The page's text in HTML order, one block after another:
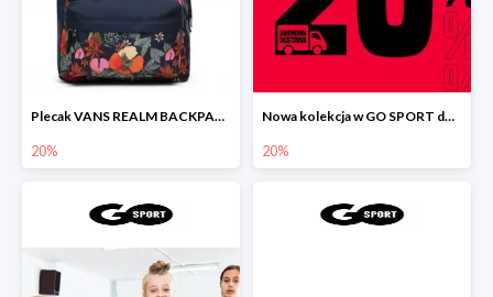
Plecak VANS REALM BACKPACK MULTI TROPIC
20%
Nowa kolekcja w GO SPORT do -20%
20%